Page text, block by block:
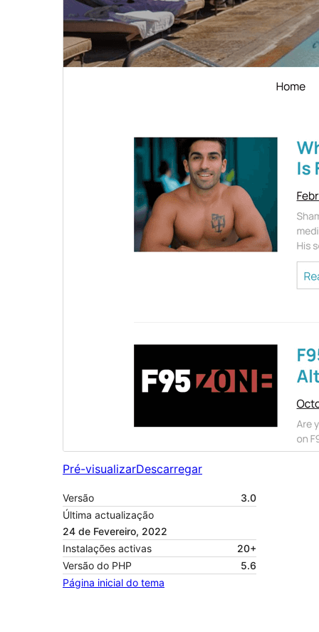
Pré-visualizarDescarregar
Versão
3.0
Última actualização
24 de Fevereiro, 2022
Instalações activas
20+
Versão do PHP
5.6
Página inicial do tema